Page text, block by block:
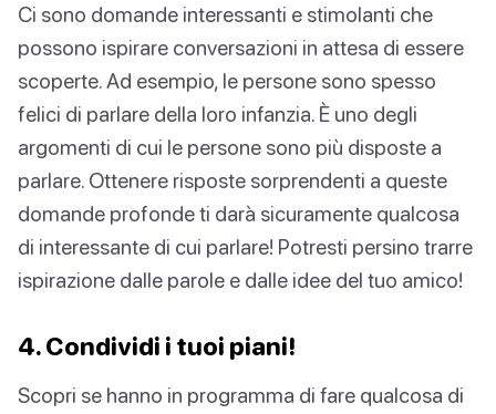
Ci sono domande interessanti e stimolanti che
possono ispirare conversazioni in attesa di essere
scoperte. Ad esempio, le persone sono spesso
felici di parlare della loro infanzia. È uno degli
argomenti di cui le persone sono più disposte a
parlare. Ottenere risposte sorprendenti a queste
domande profonde ti darà sicuramente qualcosa
di interessante di cui parlare! Potresti persino trarre
ispirazione dalle parole e dalle idee del tuo amico!
4. Condividi i tuoi piani!
Scopri se hanno in programma di fare qualcosa di